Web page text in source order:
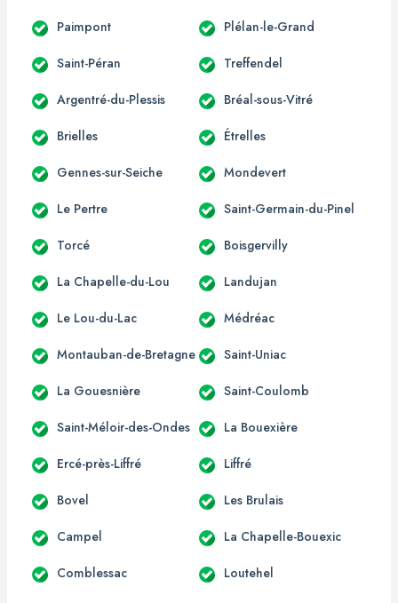
Paimpont Plélan-le-Grand
Saint-Péran Treffendel
Argentré-du-Plessis Bréal-sous-Vitré
Brielles Étrelles
Gennes-sur-Seiche Mondevert
Le Pertre Saint-Germain-du-Pinel
Torcé Boisgervilly
La Chapelle-du-Lou Landujan
Le Lou-du-Lac Médréac
Montauban-de-Bretagne Saint-Uniac
La Gouesnière Saint-Coulomb
Saint-Méloir-des-Ondes La Bouexière
Ercé-près-Liffré Liffré
Bovel Les Brulais
Campel La Chapelle-Bouexic
Comblessac Loutehel